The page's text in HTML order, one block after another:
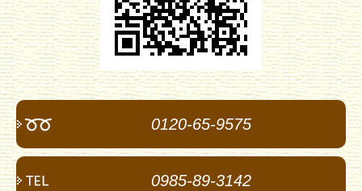
0120-65-9575
0985-89-3142